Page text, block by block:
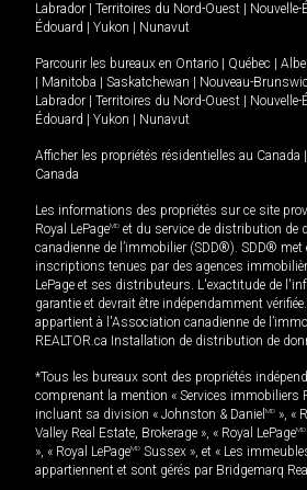
Labrador
Territoires du Nord-Ouest Nouvelle-
Édouard
Yukon Nunavut
Parcourir les bureaux en Ontario Québec
Manitoba Saskatchewan Nouveau-
Labrador
Territoires du Nord-Ouest Nouvelle-
Édouard
Yukon Nunavut
Afficher les propriétés résidentielles au Canada
Canada
Les informations des propriétés sur ce site
Royal LePageMD et du service de distribution de
canadienne de l’immobilier (SDD®). SDD® met
inscriptions tenues par des agences
LePage et ses distributeurs. L'exactitude de
garantie et devrait être indépendamment
appartient à l'Association canadienne de
REALTOR.ca Installation de distribution de
*Tous les bureaux sont des propriétés
comprenant la mention « Services immobiliers
incluant sa division « Johnston & Daniel MD », «
Valley Real Estate, Brokerage », « Royal LePageMD
», « Royal LePageMD Sussex », et « Les
appartiennent et sont gérés par Bridgemarq